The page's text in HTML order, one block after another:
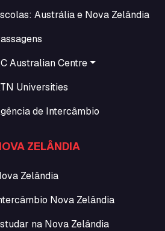
Austrália e Nova Zelândia
Australian Centre
Universities
de Intercâmbio
ZELÂNDIA
Zelândia
Nova Zelândia
na Nova Zelândia